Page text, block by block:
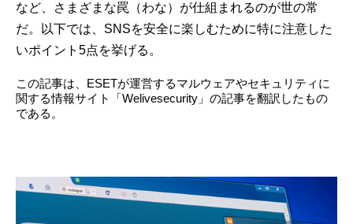
など、さまざまな罠（わな）が仕組まれるのが世の常
だ。以下では、SNSを安全に楽しむために特に注意した
いポイント5点を挙げる。
この記事は、ESETが運営するマルウェアやセキュリティに
関する情報サイト「Welivesecurity」の記事を翻訳したもの
である。